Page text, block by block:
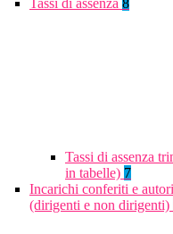
Tassi di assenza 8
Tassi di assenza
in tabelle) 7
Incarichi conferiti e
(dirigenti e non dirigenti)